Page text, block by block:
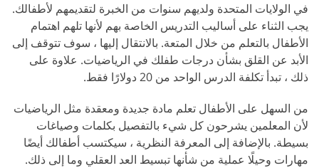
في الولايات المتحدة ولديهم سنوات من الخبرة لتقديمهم لأطفالك.
يجب الثناء على أساليب التدريس الخاصة بهم لأنها تلهم اهتمام
الأطفال بالتعلم من خلال المتعة. بالانتقال إليها ، سوف تتوقف إلى
الأبد عن القلق بشأن درجات طفلك في الرياضيات. علاوة على
ذلك ، تبدأ تكلفة الدرس الواحد من 20 دولارًا فقط.
من السهل على الأطفال تعلم مادة جديدة ومعقدة مثل الرياضيات
لأن المعلمين يشرحون كل شيء بالتفصيل بكلمات وصياغات
بسيطة. بالإضافة إلى المعرفة النظرية ، سيكتسب أطفالك أيضًا
مهارات وحيلًا عملية من شأنها تبسيط العد العقلي وما إلى ذلك.